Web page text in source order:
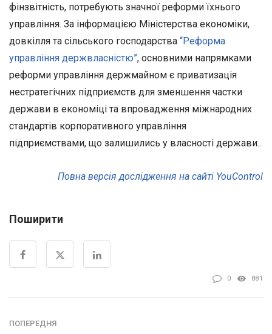
фінзвітність, потребують значної реформи їхнього
управління. За інформацією Міністерства економіки,
довкілля та сільського господарства “Реформа
управління держвласністю”, основними напрямками
реформи управління держмайном є приватизація
нестратегічних підприємств для зменшення частки
держави в економіці та впровадження міжнародних
стандартів корпоративного управління
підприємствами, що залишились у власності держави..
Повна версія дослідження на сайті YouControl
Поширити
0 881
ПОПЕРЕДНЯ